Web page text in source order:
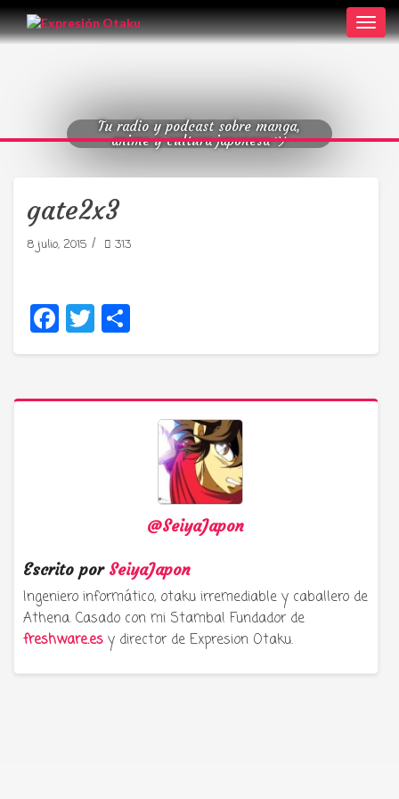
Tu radio y podcast sobre manga,
anime y cultura japonesa ツ
gate2x3
8 julio, 2015 / 313
Facebook
Twitter
@SeiyaJapon
Escrito por SeiyaJapon
Ingeniero informático, otaku irremediable y caballero de
Athena. Casado con mi Stamba! Fundador de
freshware.es y director de Expresion Otaku.